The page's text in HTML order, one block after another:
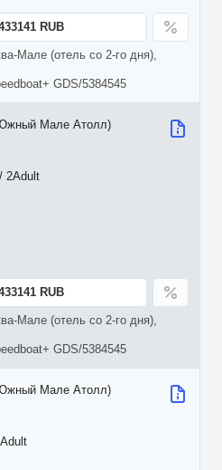
RUB
Мале (отель со 2-го дня),
GDS/5384545
Мале Атолл)
2Adult
RUB
Мале (отель со 2-го дня),
GDS/5384545
Мале Атолл)